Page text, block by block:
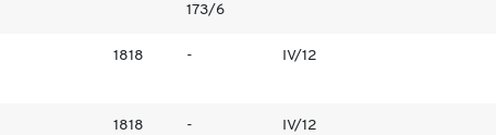
173/6
1818 - IV/12
1818 - IV/12